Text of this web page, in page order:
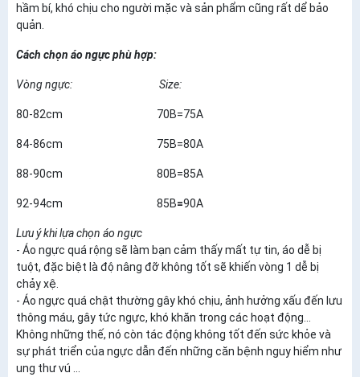
hầm bí, khó chịu cho người mặc và sản phẩm cũng rất dể bảo
quản.
Cách chọn áo ngực phù hợp:
Vòng ngực: Size:
80-82cm 70B=75A
84-86cm 75B=80A
88-90cm 80B=85A
92-94cm 85B=90A
Lưu ý khi lựa chọn áo ngực
- Áo ngực quá rộng sẽ làm bạn cảm thấy mất tự tin, áo dễ bị
tuột, đặc biệt là độ nâng đỡ không tốt sẽ khiến vòng 1 dễ bị
chảy xệ.
- Áo ngực quá chật thường gây khó chịu, ảnh hưởng xấu đến lưu
thông máu, gây tức ngực, khó khăn trong các hoạt động...
Không những thế, nó còn tác động không tốt đến sức khỏe và
sự phát triển của ngực dẫn đến những căn bệnh nguy hiểm như
ung thư vú ...